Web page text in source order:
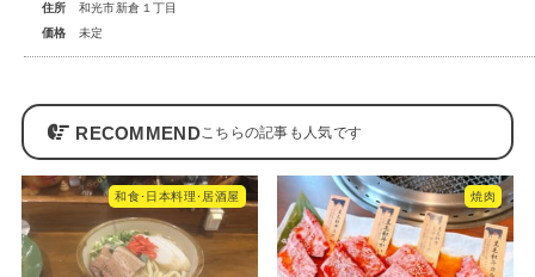
住所
和光市新倉１丁目
価格
未定
RECOMMEND
和食･日本料理･居酒屋 焼肉